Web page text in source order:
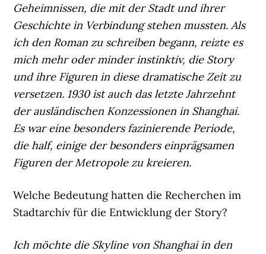
Geheimnissen, die mit der Stadt und ihrer
Geschichte in Verbindung stehen mussten. Als
ich den Roman zu schreiben begann, reizte es
mich mehr oder minder instinktiv, die Story
und ihre Figuren in diese dramatische Zeit zu
versetzen. 1930 ist auch das letzte Jahrzehnt
der ausländischen Konzessionen in Shanghai.
Es war eine besonders fazinierende Periode,
die half, einige der besonders einprägsamen
Figuren der Metropole zu kreieren.
Welche Bedeutung hatten die Recherchen im
Stadtarchiv für die Entwicklung der Story?
Ich möchte die Skyline von Shanghai in den